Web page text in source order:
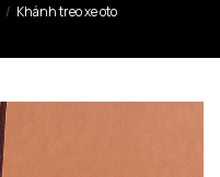
/ Khánh treo xe oto